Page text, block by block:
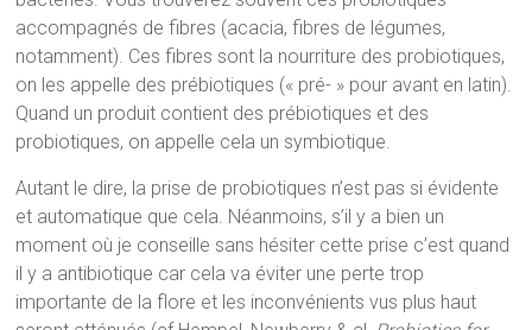
accompagnés de fibres (acacia, fibres de légumes,
notamment). Ces fibres sont la nourriture des probiotiques,
on les appelle des prébiotiques (« pré- » pour avant en latin).
Quand un produit contient des prébiotiques et des
probiotiques, on appelle cela un symbiotique.
Autant le dire, la prise de probiotiques n’est pas si évidente
et automatique que cela. Néanmoins, s’il y a bien un
moment où je conseille sans hésiter cette prise c’est quand
il y a antibiotique car cela va éviter une perte trop
importante de la flore et les inconvénients vus plus haut